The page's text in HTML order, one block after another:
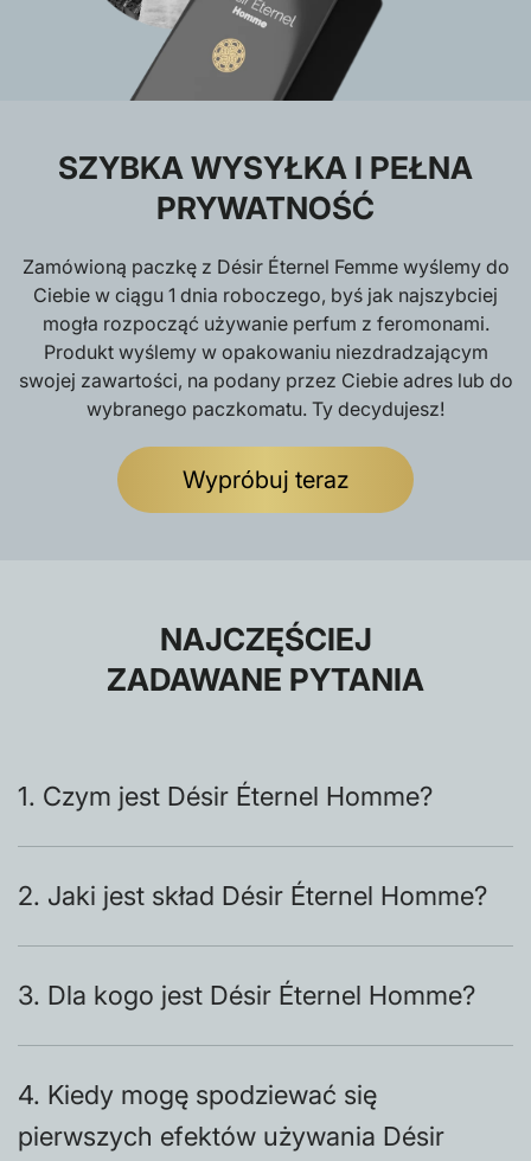
SZYBKA WYSYŁKA I PEŁNA
PRYWATNOŚĆ
Zamówioną paczkę z Désir Éternel Femme wyślemy do
Ciebie w ciągu 1 dnia roboczego, byś jak najszybciej
mogła rozpocząć używanie perfum z feromonami.
Produkt wyślemy w opakowaniu niezdradzającym
swojej zawartości, na podany przez Ciebie adres lub do
wybranego paczkomatu. Ty decydujesz!
Wypróbuj teraz
NAJCZĘŚCIEJ
ZADAWANE PYTANIA
1. Czym jest Désir Éternel Homme?
2. Jaki jest skład Désir Éternel Homme?
3. Dla kogo jest Désir Éternel Homme?
4. Kiedy mogę spodziewać się
pierwszych efektów używania Désir